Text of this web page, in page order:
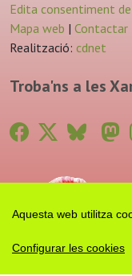
Aquesta web utilitza
Configurar les cookies
Edita consentiment
Mapa web | Contactar
Realització: cdnet
Troba'ns a les